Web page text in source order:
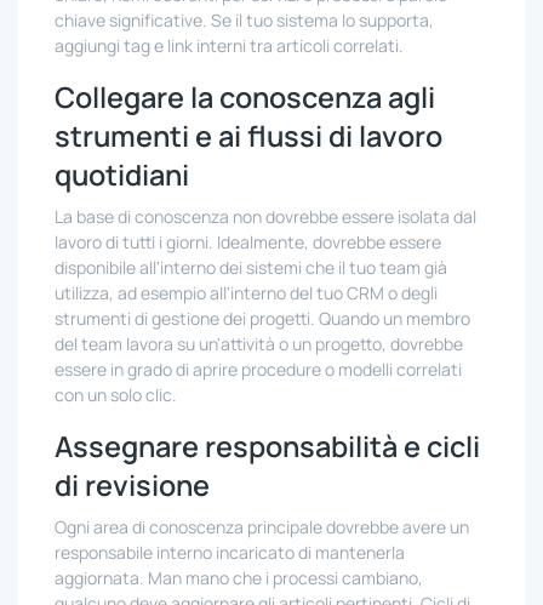
chiave significative. Se il tuo sistema lo supporta,
aggiungi tag e link interni tra articoli correlati.
Collegare la conoscenza agli
strumenti e ai flussi di lavoro
quotidiani
La base di conoscenza non dovrebbe essere isolata dal
lavoro di tutti i giorni. Idealmente, dovrebbe essere
disponibile all'interno dei sistemi che il tuo team già
utilizza, ad esempio all'interno del tuo CRM o degli
strumenti di gestione dei progetti. Quando un membro
del team lavora su un'attività o un progetto, dovrebbe
essere in grado di aprire procedure o modelli correlati
con un solo clic.
Assegnare responsabilità e cicli
di revisione
Ogni area di conoscenza principale dovrebbe avere un
responsabile interno incaricato di mantenerla
aggiornata. Man mano che i processi cambiano,